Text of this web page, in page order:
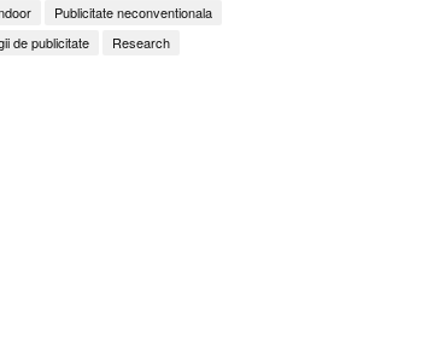
Publicitate neconventionala
de publicitate
Research